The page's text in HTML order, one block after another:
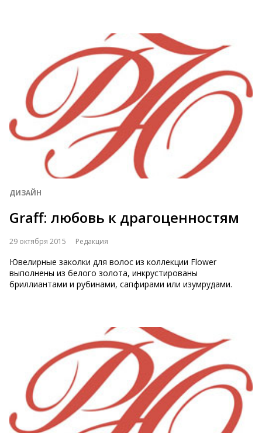
ДИЗАЙН
Graff: любовь к драгоценностям
29 октября 2015 Редакция
Ювелирные заколки для волос из коллекции Flower
выполнены из белого золота, инкрустированы
бриллиантами и рубинами, сапфирами или изумрудами.